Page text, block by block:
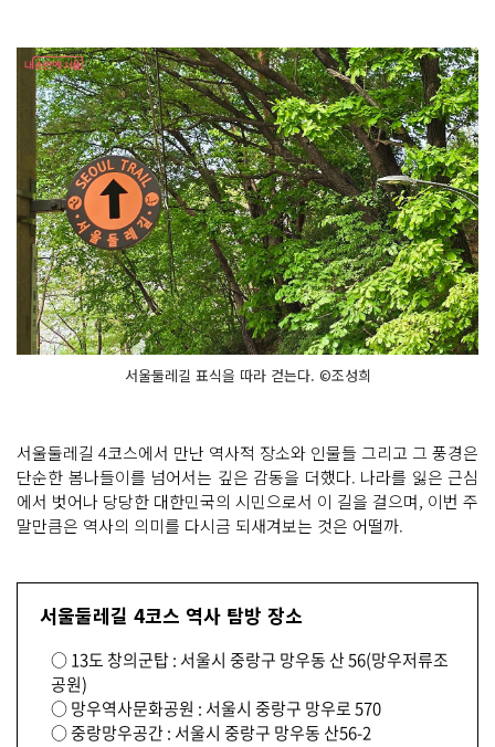
서울둘레길 표식을 따라 걷는다. ©조성희
서울둘레길 4코스에서 만난 역사적 장소와 인물들 그리고 그 풍경은
단순한 봄나들이를 넘어서는 깊은 감동을 더했다. 나라를 잃은 근심
에서 벗어나 당당한 대한민국의 시민으로서 이 길을 걸으며, 이번 주
말만큼은 역사의 의미를 다시금 되새겨보는 것은 어떨까.
서울둘레길 4코스 역사 탐방 장소
○ 13도 창의군탑 : 서울시 중랑구 망우동 산 56(망우저류조
공원)
○ 망우역사문화공원 : 서울시 중랑구 망우로 570
○ 중랑망우공간 : 서울시 중랑구 망우동 산56-2